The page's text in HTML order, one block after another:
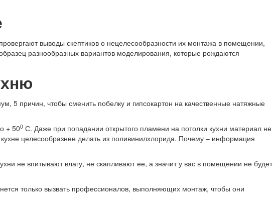
выводы скептиков о нецелесообразности их монтажа в помещении,
разнообразных вариантов моделирования, которые рождаются
5 причин, чтобы сменить побелку и гипсокартон на качественные натяжные
+ 500 С. Даже при попадании открытого пламени на потолки кухни материал не
целесообразнее делать из поливинилхлорида. Почему – информация
не впитывают влагу, не скапливают ее, а значит у вас в помещении не будет
только вызвать профессионалов, выполняющих монтаж, чтобы они